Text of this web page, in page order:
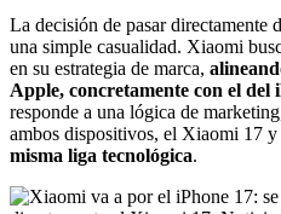
La decisión de pasar
una simple casualidad. Xiaomi
en su estrategia de marca,
Apple, concretamente con el del
responde a una lógica de
ambos dispositivos, el Xiaomi 17 y
misma liga tecnológica.